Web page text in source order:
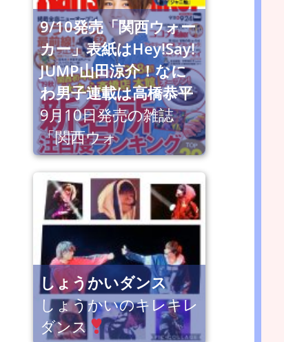
9/10発売「関西ウォー
カー」表紙はHey!Say!
JUMP山田涼介！なに
わ男子連載は高橋恭平
9月10日発売の雑誌
「関西ウォ
しょうかいダンス
しょうかいのキレキレ
ダンス